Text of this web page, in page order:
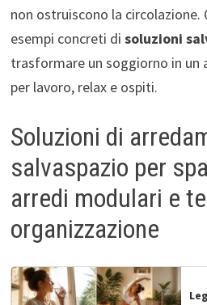
non ostruiscono la circolazione.
esempi concreti di soluzioni
trasformare un soggiorno in un
per lavoro, relax e ospiti.
Soluzioni di
salvaspazio per
arredi modulari e
organizzazione